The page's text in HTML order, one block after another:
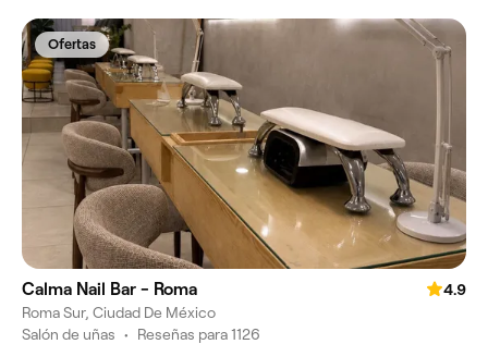
Ofertas
Calma Nail Bar - Roma
4.9
Roma Sur, Ciudad De México
Salón de uñas • Reseñas para 1126